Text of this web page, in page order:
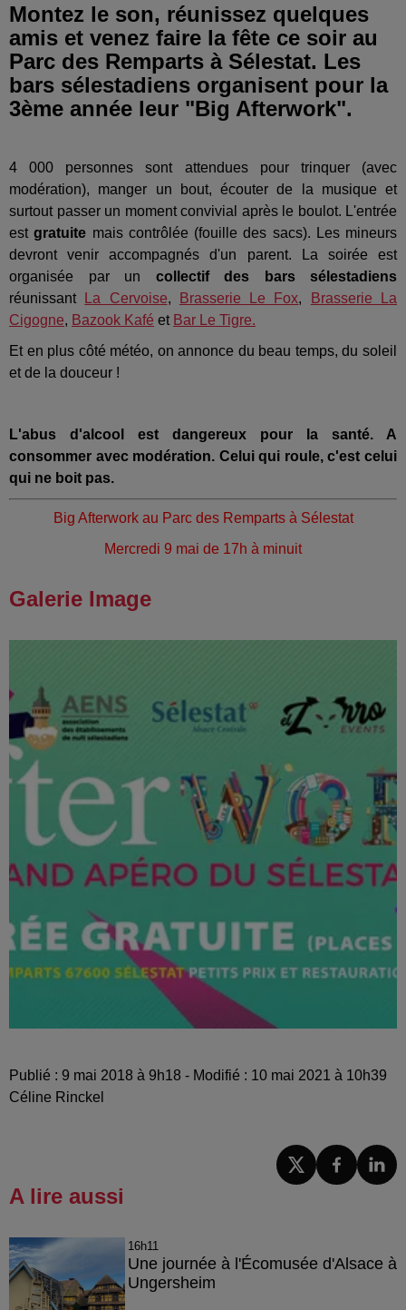
Montez le son, réunissez quelques
amis et venez faire la fête ce soir au
Parc des Remparts à Sélestat. Les
bars sélestadiens organisent pour la
3ème année leur "Big Afterwork".
4 000 personnes sont attendues pour trinquer (avec
modération), manger un bout, écouter de la musique et
surtout passer un moment convivial après le boulot. L'entrée
estgratuite mais contrôlée (fouille des sacs). Les mineurs
devront venir accompagnés d'un parent. La soirée est
organisée par un collectif des bars sélestadiens
réunissant
La Cervoise, Brasserie Le Fox,
Brasserie La
Cigogne, Bazook Kafé et Bar Le Tigre.
Et en plus côté météo, on annonce du beau temps, du soleil
et de la douceur !
L'abus d'alcool est dangereux pour la santé. A
consommer avec modération. Celui qui roule, c'est celui
qui ne boit pas.
Big Afterwork au Parc des Remparts à Sélestat
Mercredi 9 mai de 17h à minuit
Galerie Image
Publié : 9 mai 2018 à 9h18 - Modifié : 10 mai 2021 à 10h39
Céline Rinckel
A lire aussi
16h11
Une journée à l'Écomusée d'Alsace à
Ungersheim